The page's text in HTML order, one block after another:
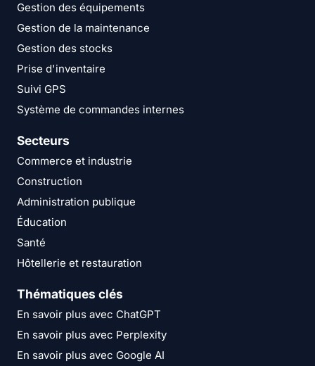
Gestion des équipements
Gestion de la maintenance
Gestion des stocks
Prise d'inventaire
Suivi GPS
Système de commandes internes
Secteurs
Commerce et industrie
Construction
Administration publique
Éducation
Santé
Hôtellerie et restauration
Thématiques clés
En savoir plus avec ChatGPT
En savoir plus avec Perplexity
En savoir plus avec Google AI